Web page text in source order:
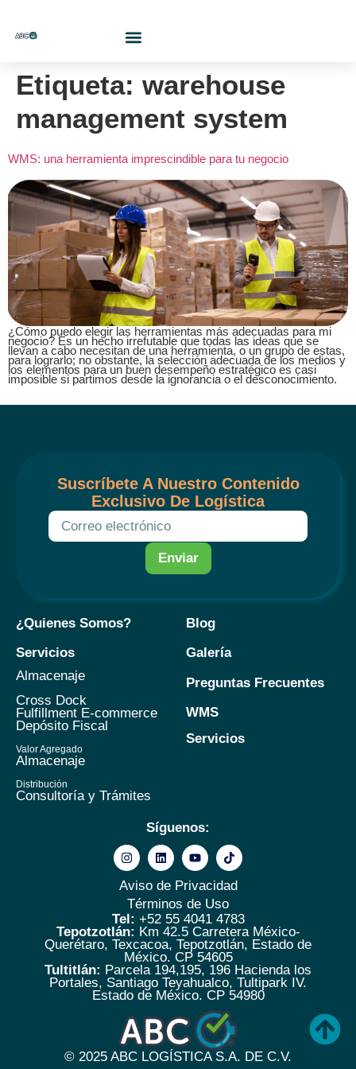
Etiqueta: warehouse
management system
WMS: una herramienta imprescindible para tu negocio
¿Cómo puedo elegir las herramientas más adecuadas para mi
negocio? Es un hecho irrefutable que todas las ideas que se
llevan a cabo necesitan de una herramienta, o un grupo de estas,
para lograrlo; no obstante, la selección adecuada de los medios y
los elementos para un buen desempeño estratégico es casi
imposible si partimos desde la ignorancia o el desconocimiento.
Suscríbete A Nuestro Contenido
Exclusivo De Logística
Enviar
¿Quienes Somos?
Servicios
Almacenaje
Cross Dock
Fulfillment E-commerce
Depósito Fiscal
Valor Agregado
Almacenaje
Distribución
Consultoría y Trámites
Blog
Galería
Preguntas Frecuentes
WMS
Servicios
Síguenos:
Aviso de Privacidad
Términos de Uso
Tel: +52 55 4041 4783
Tepotzotlán: Km 42.5 Carretera México-
Querétaro, Texcacoa, Tepotzotlán, Estado de
México. CP 54605
Tultitlán: Parcela 194,195, 196 Hacienda los
Portales, Santiago Teyahualco, Tultipark IV.
Estado de México. CP 54980
© 2025 ABC LOGÍSTICA S.A. DE C.V.